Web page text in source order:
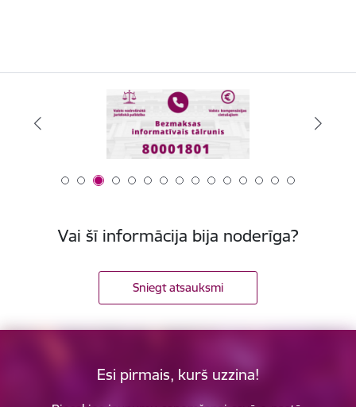
Vai šī informācija bija noderīga?
Sniegt atsauksmi
Esi pirmais, kurš uzzina!